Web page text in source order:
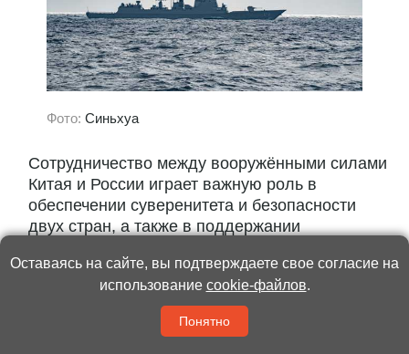
Фото: Синьхуа
Сотрудничество между вооружёнными силами
Китая и России играет важную роль в
обеспечении суверенитета и безопасности
двух стран, а также в поддержании
стабильности. Как передаёт информационное
агентство...
Читать полностью
Оставаясь на сайте, вы подтверждаете свое согласие на
использование cookie-файлов.
Понятно